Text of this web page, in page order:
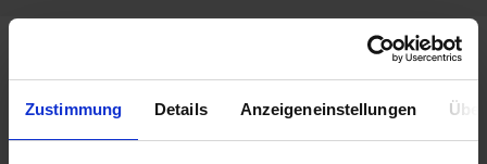
Zustimmung Details Anzeigeneinstellungen